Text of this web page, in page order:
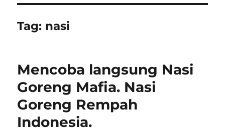
Tag: nasi
Mencoba langsung Nasi
Goreng Mafia. Nasi
Goreng Rempah
Indonesia.